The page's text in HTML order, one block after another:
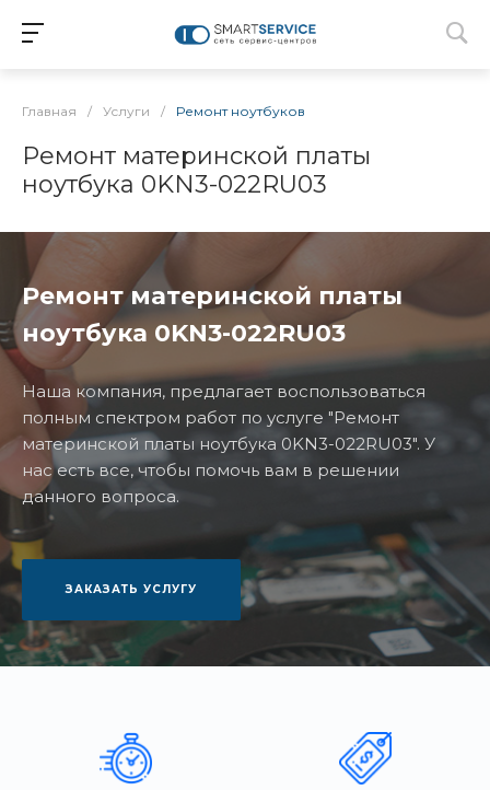
Главная / Услуги / Ремонт ноутбуков
Ремонт материнской платы
ноутбука 0KN3-022RU03
Ремонт материнской платы
ноутбука 0KN3-022RU03
Наша компания, предлагает воспользоваться
полным спектром работ по услуге "Ремонт
материнской платы ноутбука 0KN3-022RU03". У
нас есть все, чтобы помочь вам в решении
данного вопроса.
ЗАКАЗАТЬ УСЛУГУ